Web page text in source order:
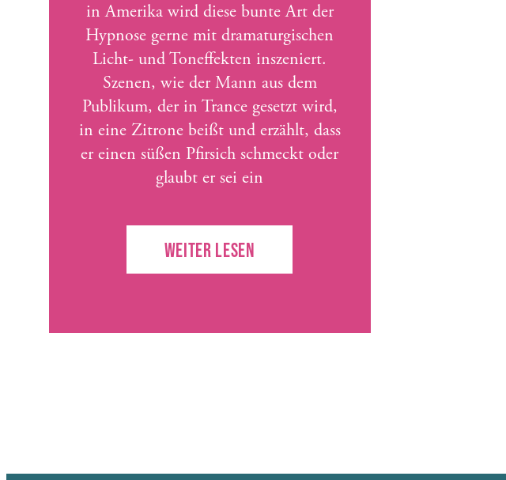
in Amerika wird diese bunte Art der
Hypnose gerne mit dramaturgischen
Licht- und Toneffekten inszeniert.
Szenen, wie der Mann aus dem
Publikum, der in Trance gesetzt wird,
in eine Zitrone beißt und erzählt, dass
er einen süßen Pfirsich schmeckt oder
glaubt er sei ein
WEITER LESEN